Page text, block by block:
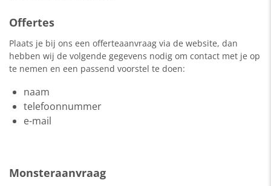
Offertes
Plaats je bij ons een offerteaanvraag via de website, dan
hebben wij de volgende gegevens nodig om contact met je op
te nemen en een passend voorstel te doen:
naam
telefoonnummer
e-mail
Monsteraanvraag